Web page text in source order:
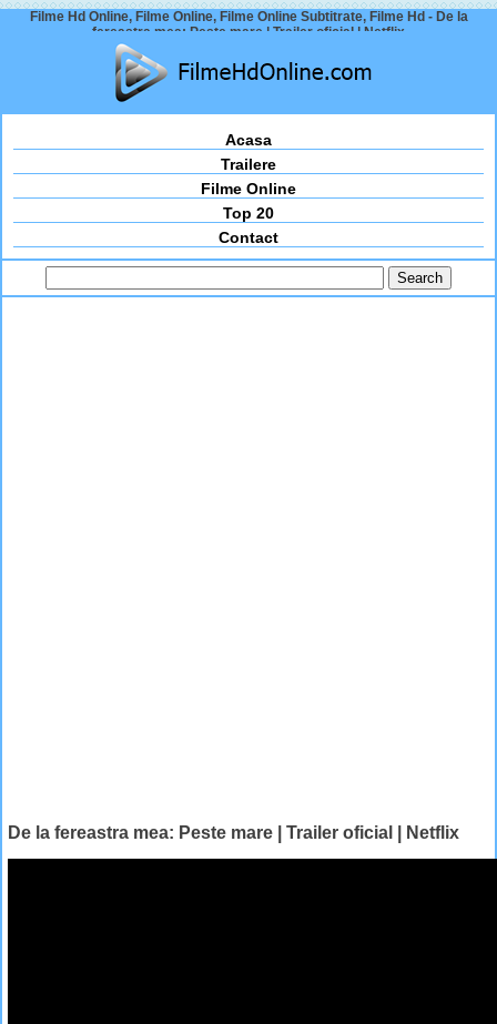
Filme Hd Online, Filme Online, Filme Online Subtitrate, Filme Hd - De la
fereastra mea: Peste mare | Trailer oficial | Netflix
Acasa
Trailere
Filme Online
Top 20
Contact
De la fereastra mea: Peste mare | Trailer oficial | Netflix